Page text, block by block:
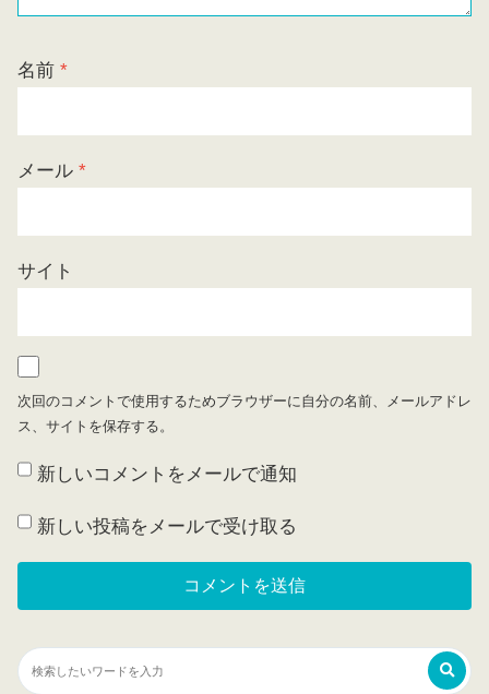
名前 *
メール *
サイト
次回のコメントで使用するためブラウザーに自分の名前、メールアドレ
ス、サイトを保存する。
新しいコメントをメールで通知
新しい投稿をメールで受け取る